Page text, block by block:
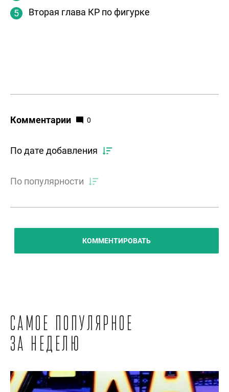
Вторая глава КР по фигурке
Комментарии 0
По дате добавления
По популярности
КОММЕНТИРОВАТЬ
Самое популярное
за неделю